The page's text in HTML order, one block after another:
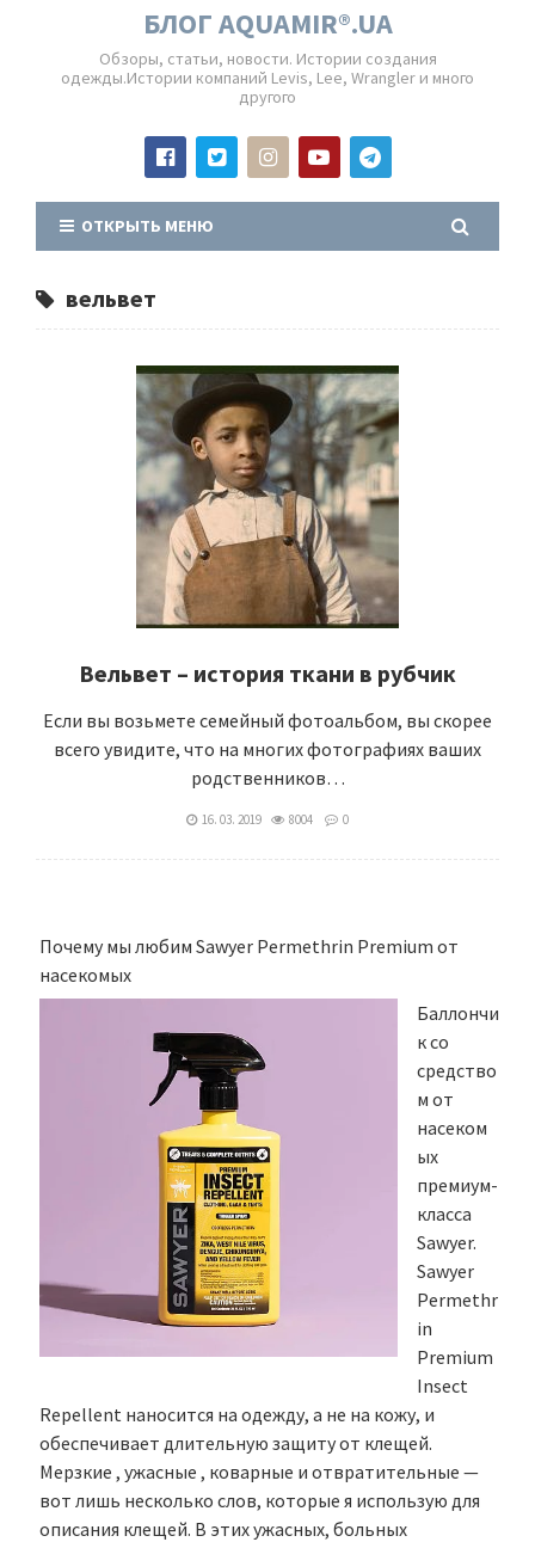
БЛОГ AQUAMIR®.UA
Обзоры, статьи, новости. Истории создания
одежды.Истории компаний Levis, Lee, Wrangler и много
другого
ОТКРЫТЬ МЕНЮ
вельвет
Вельвет – история ткани в рубчик
Если вы возьмете семейный фотоальбом, вы скорее
всего увидите, что на многих фотографиях ваших
родственников…
16. 03. 2019 8004 0
Почему мы любим Sawyer Permethrin Premium от
насекомых
Баллончи
к со
средство
м от
насеком
ых
премиум-
класса
Sawyer.
Sawyer
Permethr
in
Premium
Insect
Repellent наносится на одежду, а не на кожу, и
обеспечивает длительную защиту от клещей.
Мерзкие , ужасные , коварные и отвратительные —
вот лишь несколько слов, которые я использую для
описания клещей. В этих ужасных, больных